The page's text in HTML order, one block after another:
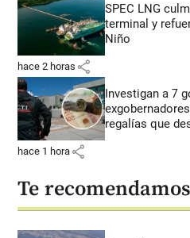
SPEC LNG
terminal y
Niño
hace 2 horas share
Investigan a 7
regalías que
hace 1 hora share
Te recomendamos